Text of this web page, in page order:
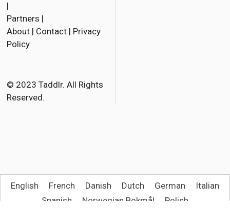
c
e
o
k
t
r
i
|
Partners |
About | Contact | Privacy
Policy
© 2023 Taddlr. All Rights
Reserved.
English French Danish Dutch German
Italian
Spanish
Norwegian Bokmål
Polish